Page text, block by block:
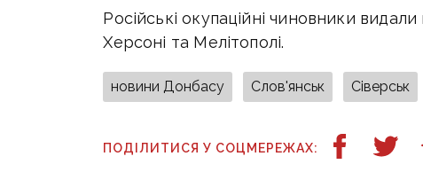
Російські окупаційні чиновники
Херсоні та Мелітополі.
новини Донбасу Слов'янськ Сіверськ
ПОДІЛИТИСЯ У СОЦМЕРЕЖАХ: